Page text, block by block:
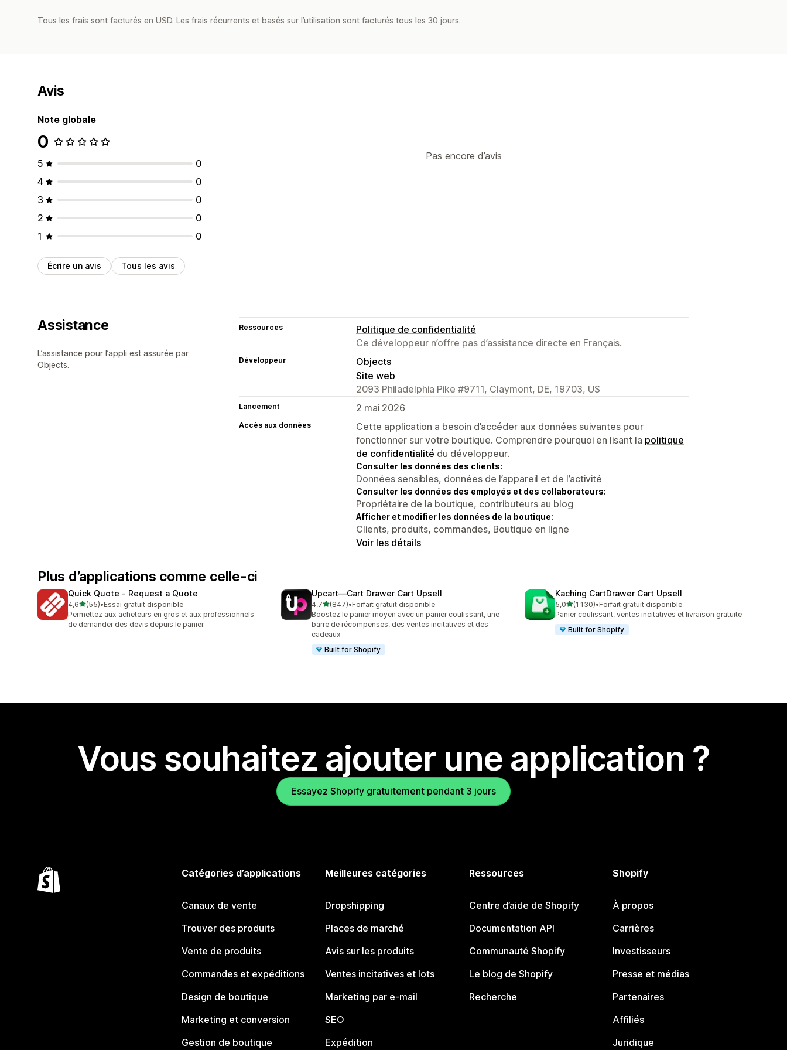
Tous les frais sont facturés en USD. Les frais récurrents et basés sur l’utilisation sont facturés tous les 30 jours.
Avis
Note globale
0
5
0
4
0
3
0
2
0
1
0
Écrire un avis Tous les avis
Pas encore d’avis
Assistance
L’assistance pour l’appli est assurée par
Objects.
Ressources
Politique de confidentialité
Ce développeur n’offre pas d’assistance directe en Français.
Développeur
Objects
Site web
2093 Philadelphia Pike #9711, Claymont, DE, 19703, US
Lancement 2 mai 2026
Accès aux données
Cette application a besoin d’accéder aux données suivantes pour
fonctionner sur votre boutique. Comprendre pourquoi en lisant la politique
de confidentialité du développeur.
Consulter les données des clients:
Données sensibles, données de l’appareil et de l’activité
Consulter les données des employés et des collaborateurs:
Propriétaire de la boutique, contributeurs au blog
Afficher et modifier les données de la boutique:
Clients, produits, commandes, Boutique en ligne
Voir les détails
Plus d’applications comme celle-ci
Quick Quote ‑ Request a Quote
4,6étoile(s) sur 5
(55)
55 avis au total
•Essai gratuit disponible
Permettez aux acheteurs en gros et aux professionnels
de demander des devis depuis le panier.
Upcart—Cart Drawer Cart Upsell
4,7étoile(s) sur 5
(847)
847 avis au total
•Forfait gratuit disponible
Boostez le panier moyen avec un panier coulissant, une
barre de récompenses, des ventes incitatives et des
cadeaux
Built for Shopify
Kaching CartDrawer Cart Upsell
5,0étoile(s) sur 5
(1 130)
1130 avis au total
•Forfait gratuit disponible
Panier coulissant, ventes incitatives et livraison gratuite
Built for Shopify
Vous souhaitez ajouter une application ?
Essayez Shopify gratuitement pendant 3 jours
Catégories d’applications
Canaux de vente
Trouver des produits
Vente de produits
Commandes et expéditions
Design de boutique
Marketing et conversion
Gestion de boutique
Meilleures catégories
Dropshipping
Places de marché
Avis sur les produits
Ventes incitatives et lots
Marketing par e-mail
SEO
Expédition
Ressources
Centre d’aide de Shopify
Documentation API
Communauté Shopify
Le blog de Shopify
Recherche
Shopify
À propos
Carrières
Investisseurs
Presse et médias
Partenaires
Affiliés
Juridique